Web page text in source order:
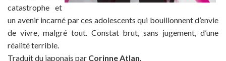
catastrophe et
un avenir incarné par ces adolescents qui bouillonnent d’envie
de vivre, malgré tout. Constat brut, sans jugement, d’une
réalité terrible.
Traduit du japonais par Corinne Atlan.